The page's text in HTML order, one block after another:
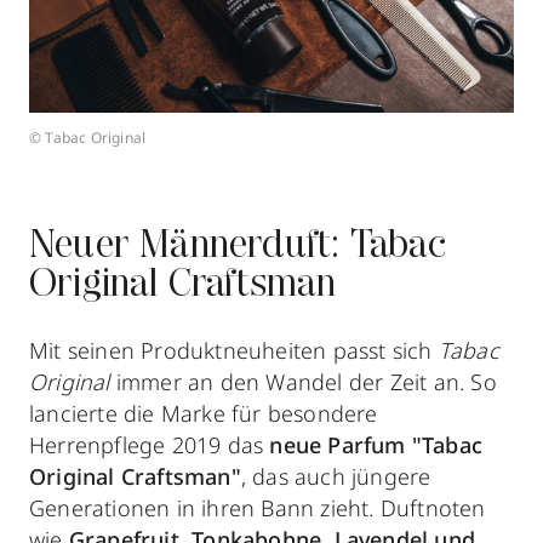
© Tabac Original
Neuer Männerduft: Tabac
Original Craftsman
Mit seinen Produktneuheiten passt sich Tabac
Originalimmer an den Wandel der Zeit an. So
lancierte die Marke für besondere
Herrenpflege 2019 das neue Parfum "Tabac
Original Craftsman", das auch jüngere
Generationen in ihren Bann zieht. Duftnoten